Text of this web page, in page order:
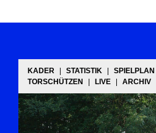
KADER STATISTIK SPIELPLAN
TORSCHÜTZEN
LIVE ARCHIV